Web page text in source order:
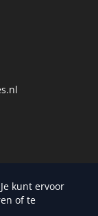
kunt ervoor
of te